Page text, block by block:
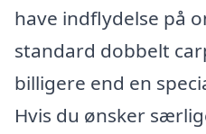
have indflydelse på
standard dobbelt
billigere end en
Hvis du ønsker